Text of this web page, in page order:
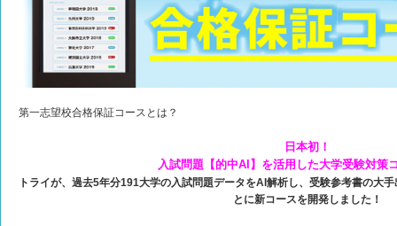
第一志望校合格保証コースとは？
日本初！
入試問題【的中AI】を活用した大学受験対策
トライが、過去5年分191大学の入試問題データをAI解析し、受験参考書の大
とに新コースを開発しました！